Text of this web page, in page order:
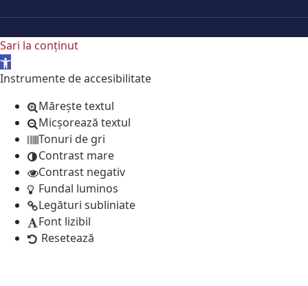
Sari la conținut
Deschide bara de unelte
Instrumente de accesibilitate
Mărește textul
Micșorează textul
Tonuri de gri
Contrast mare
Contrast negativ
Fundal luminos
Legături subliniate
Font lizibil
Resetează